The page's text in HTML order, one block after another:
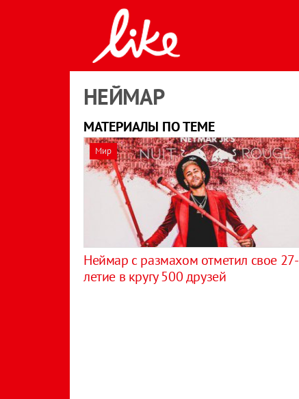
НЕЙМАР
МАТЕРИАЛЫ ПО ТЕМЕ
Мир
Неймар с размахом отметил свое 27-
летие в кругу 500 друзей